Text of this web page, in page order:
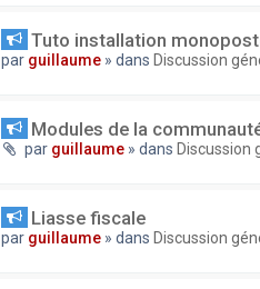
Tuto installation
par guillaume » dans Discussion
Modules de la
par guillaume » dans Discussion
Liasse fiscale
par guillaume » dans Discussion